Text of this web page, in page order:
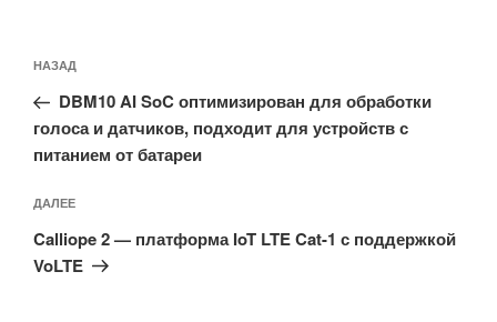
по
записям
Предыдущая
запись:
НАЗАД
DBM10 AI SoC оптимизирован для обработки
голоса и датчиков, подходит для устройств с
питанием от батареи
Следующая
запись
ДАЛЕЕ
Calliope 2 — платформа IoT LTE Cat-1 с поддержкой
VoLTE